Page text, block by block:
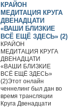
КРАЙОН
МЕДИТАЦИЯ КРУГА
ДВЕНАДЦАТИ
«ВАШИ БЛИЗКИЕ
ВСЁ ЕЩЁ ЗДЕСЬ» (2)
КРАЙОН
МЕДИТАЦИЯ КРУГА
ДВЕНАДЦАТИ
«ВАШИ БЛИЗКИЕ
ВСЁ ЕЩЁ ЗДЕСЬ»
(2)Этот онлайн
ченнелинг был дан во
время трансляции
Круга Двенадцати